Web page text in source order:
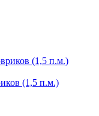
(1,5 п.м.)